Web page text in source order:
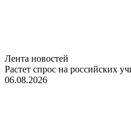
Лента новостей
Растет спрос на российских
06.08.2026